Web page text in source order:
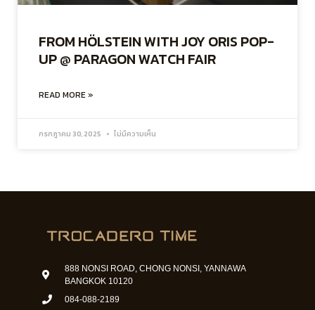
FROM HÖLSTEIN WITH JOY ORIS POP-
UP @ PARAGON WATCH FAIR
READ MORE »
กรกฎาคม 30, 2025 ไม่มีความเห็น
888 NONSI ROAD, CHONG NONSI, YANNAWA
BANGKOK 10120
084-088-2189